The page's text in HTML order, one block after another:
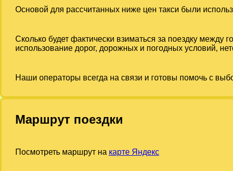
Основой для рассчитанных ниже цен такси были
Сколько будет фактически взиматься за поездку между
использование дорог, дорожных и погодных условий,
Наши операторы всегда на связи и готовы помочь с
Маршрут поездки
Посмотреть маршрут на карте Яндекс